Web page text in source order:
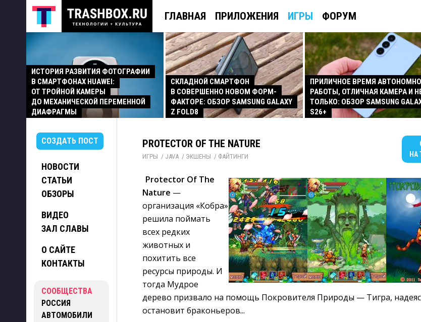
ГЛАВНАЯ ПРИЛОЖЕНИЯ ИГРЫ ФОРУМ
ИСТОРИЯ РАЗВИТИЯ ФОТОГРАФИИ
В СМАРТФОНАХ HUAWEI:
ОТ ТРОЙНОЙ КАМЕРЫ
ДО МЕХАНИЧЕСКОЙ ПЕРЕМЕННОЙ
ДИАФРАГМЫ
СКЛАДНОЙ СМАРТФОН
В СОВЕРШЕННО НОВОМ ФОРМ-
ФАКТОРЕ: ОБЗОР SAMSUNG GALAXY
Z FOLD8
ПРИЛИЧНОЕ ВРЕМЯ
РАБОТЫ, ОТЛИЧНАЯ КАМЕРА И
ТОЛЬКО: ОБЗОР SAMSUNG
S26+
СОЗДАТЬ ПОСТ
НОВОСТИ
СТАТЬИ
ОБЗОРЫ
ВИДЕО
ЗАЛ СЛАВЫ
О САЙТЕ
КОНТАКТЫ
СООБЩЕСТВА
РОССИЯ
АВТОМОБИЛИ
PROTECTOR OF THE NATURE
ИГРЫ / JAVA / ЭКШЕНЫ / ФАЙТИНГИ
НА
Protector Of The
Nature —
организация «Кобра»
решила поймать
всех редких
животных и
похитить все
ресурсы природы. И
тогда Мудрое
дерево призвало на помощь Покровителя Природы — Тигра,
остановит браконьеров...